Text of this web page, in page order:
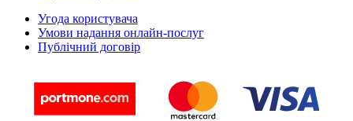
Угода користувача
Умови надання онлайн-послуг
Публічний договір